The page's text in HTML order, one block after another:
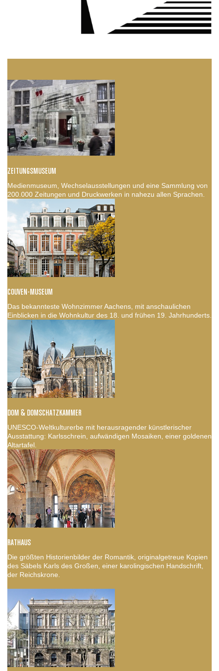
ZEITUNGSMUSEUM
Medienmuseum, Wechselausstellungen und eine Sammlung von
200.000 Zeitungen und Druckwerken in nahezu allen Sprachen.
COUVEN-MUSEUM
Das bekannteste Wohnzimmer Aachens, mit anschaulichen
Einblicken in die Wohnkultur des 18. und frühen 19. Jahrhunderts.
DOM & DOMSCHATZKAMMER
UNESCO-Weltkulturerbe mit herausragender künstlerischer
Ausstattung: Karlsschrein, aufwändigen Mosaiken, einer goldenen
Altartafel.
RATHAUS
Die größten Historienbilder der Romantik, originalgetreue Kopien
des Säbels Karls des Großen, einer karolingischen Handschrift,
der Reichskrone.